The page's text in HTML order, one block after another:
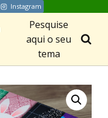
Instagram
Pesquise
aqui o seu
tema